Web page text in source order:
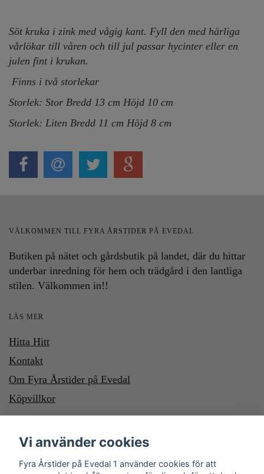
Söt kruka i zink med vågig kant. Fyll den med härliga
vårlökar till våren och till jul passar hycinter eller en
julen fint i krukan.
Finns i två storlekar
Storlek: Stor Bredd 13 cm Höjd 10 cm
Storlek: Liten Bredd 11 cm Höjd 8 cm
VÄLKOMMEN TILL FYRA ÅRSTIDER PÅ EVEDAL
Butiken på nätet och gårdsbutik på landet, där du hittar
underbar inredning för hem och trädgård i den lantliga
stilen. Välkommen in!!
LÄS MER
Hitta Hitt
Kontakt
Om Fyra Årstider på Evedal
Köpvillkor
BETALA MED SWISH, SWISHA DU TILL NUMMER 1232700987
Vi använder cookies
Fyra Årstider på Evedal 1 använder cookies för att